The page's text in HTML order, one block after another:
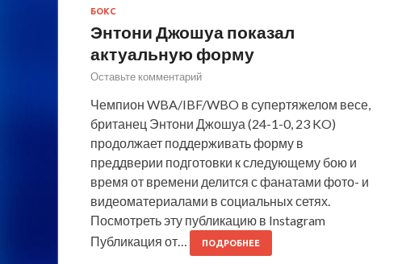
БОКС
Энтони Джошуа показал
актуальную форму
Оставьте комментарий
Чемпион WBA/IBF/WBO в супертяжелом весе,
британец Энтони Джошуа (24-1-0, 23 KO)
продолжает поддерживать форму в
преддверии подготовки к следующему бою и
время от времени делится с фанатами фото- и
видеоматериалами в социальных сетях.
Посмотреть эту публикацию в Instagram
Публикация от…
ПОДРОБНЕЕ